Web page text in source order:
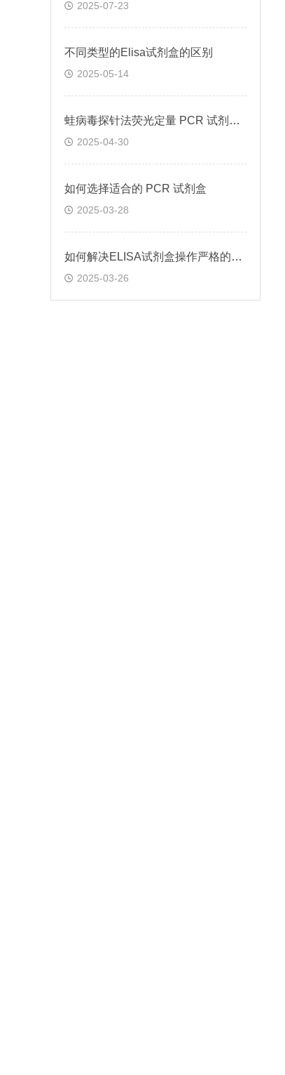
2025-07-23
不同类型的Elisa试剂盒的区别
2025-05-14
蛙病毒探针法荧光定量 PCR 试剂盒定量定性检测
2025-04-30
如何选择适合的 PCR 试剂盒
2025-03-28
如何解决ELISA试剂盒操作严格的问题
2025-03-26